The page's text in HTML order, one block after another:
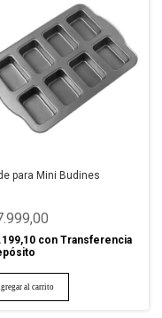
para Mini Budines
con Transferencia